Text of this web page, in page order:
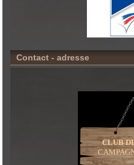
Contact - adresse
CLUB